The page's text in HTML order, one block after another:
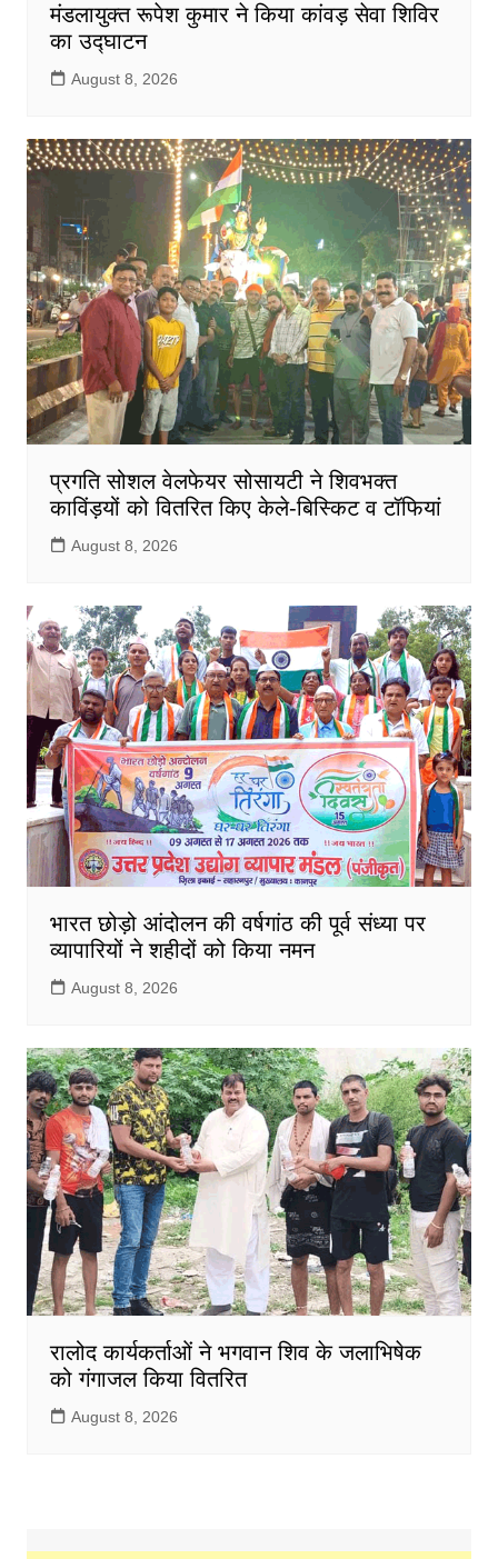
मंडलायुक्त रूपेश कुमार ने किया कांवड़ सेवा शिविर
का उद्घाटन
August 8, 2026
प्रगति सोशल वेलफेयर सोसायटी ने शिवभक्त
काविंड़यों को वितरित किए केले-बिस्किट व टॉफियां
August 8, 2026
भारत छोड़ो आंदोलन की वर्षगांठ की पूर्व संध्या पर
व्यापारियों ने शहीदों को किया नमन
August 8, 2026
रालोद कार्यकर्ताओं ने भगवान शिव के जलाभिषेक
को गंगाजल किया वितरित
August 8, 2026